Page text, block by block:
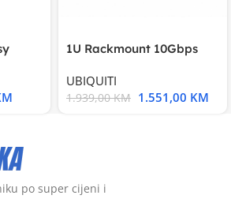
1U Rackmount 10Gbps
UBIQUITI
1.939,00KM 1.551,00 KM
po super cijeni i